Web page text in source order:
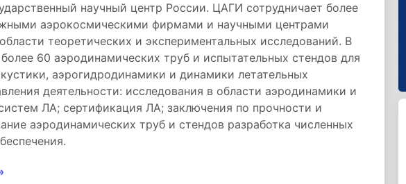
научный центр России. ЦАГИ сотрудничает более
аэрокосмическими фирмами и научными центрами
теоретических и экспериментальных исследований. В
60 аэродинамических труб и испытательных стендов для
аэрогидродинамики и динамики летательных
деятельности: исследования в области аэродинамики и
ЛА; сертификация ЛА; заключения по прочности и
аэродинамических труб и стендов разработка численных